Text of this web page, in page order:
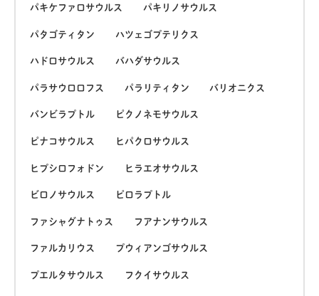
パキケファロサウルス パキリノサウルス
パタゴティタン ハツェゴプテリクス
ハドロサウルス バハダサウルス
パラサウロロフス パラリティタン バリオニクス
バンビラプトル ピクノネモサウルス
ピナコサウルス ヒパクロサウルス
ヒプシロフォドン ヒラエオサウルス
ビロノサウルス ピロラプトル
ファシャグナトゥス フアナンサウルス
ファルカリウス プウィアンゴサウルス
プエルタサウルス フクイサウルス